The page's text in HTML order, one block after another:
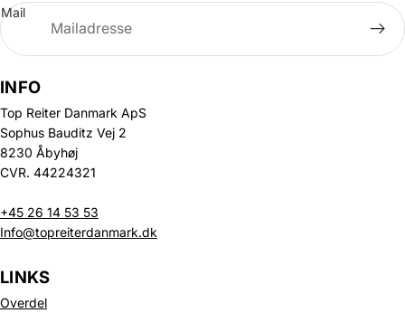
Mail
INFO
Top Reiter Danmark ApS
Sophus Bauditz Vej 2
8230 Åbyhøj
CVR. 44224321
+45 26 14 53 53
Info@topreiterdanmark.dk
LINKS
Overdel